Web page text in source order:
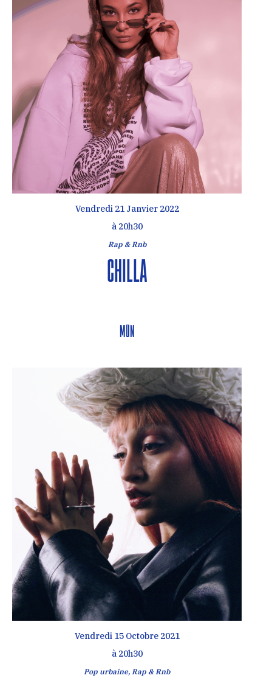
Vendredi 21 Janvier 2022
à 20h30
Rap & Rnb
Chilla
MŪN
Vendredi 15 Octobre 2021
à 20h30
Pop urbaine, Rap & Rnb